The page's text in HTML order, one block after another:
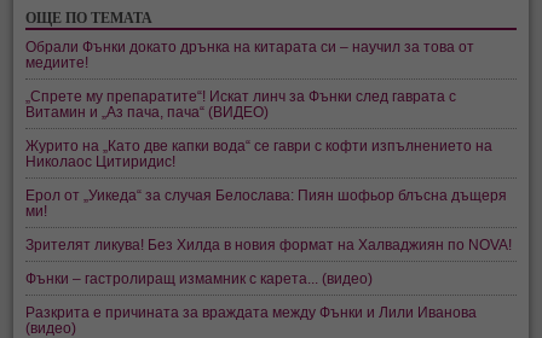
ОЩЕ ПО ТЕМАТА
Обрали Фънки докато дрънка на китарата си – научил за това от
медиите!
„Спрете му препаратите“! Искат линч за Фънки след гаврата с
Витамин и „Аз пача, пача“ (ВИДЕО)
Журито на „Като две капки вода“ се гаври с кофти изпълнението на
Николаос Цитиридис!
Ерол от „Уикеда“ за случая Белослава: Пиян шофьор блъсна дъщеря
ми!
Зрителят ликува! Без Хилда в новия формат на Халваджиян по NOVA!
Фънки – гастролиращ измамник с карета... (видео)
Разкрита е причината за враждата между Фънки и Лили Иванова
(видео)